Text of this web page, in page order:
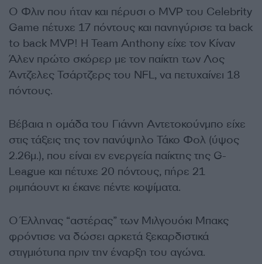
Ο Φλιν που ήταν και πέρυσι ο MVP του Celebrity
Game πέτυχε 17 πόντους και πανηγύρισε τα back
to back MVP! Η Team Anthony είχε τον Κίναν
Άλεν πρώτο σκόρερ με τον παίκτη των Λος
Άντζελες Τσάρτζερς του NFL, να πετυχαίνει 18
πόντους.
Βέβαια η ομάδα του Γιάννη Αντετοκούνμπο είχε
στις τάξεις της τον πανύψηλο Τάκο Φολ (ύψος
2.26μ.), που είναι εν ενεργεία παίκτης της G-
League και πέτυχε 20 πόντους, πήρε 21
ριμπάουντ κι έκανε πέντε κοψίματα.
Ο Έλληνας “αστέρας” των Μιλγουόκι Μπακς
φρόντισε να δώσει αρκετά ξεκαρδιστικά
στιγμιότυπα πριν την έναρξη του αγώνα.